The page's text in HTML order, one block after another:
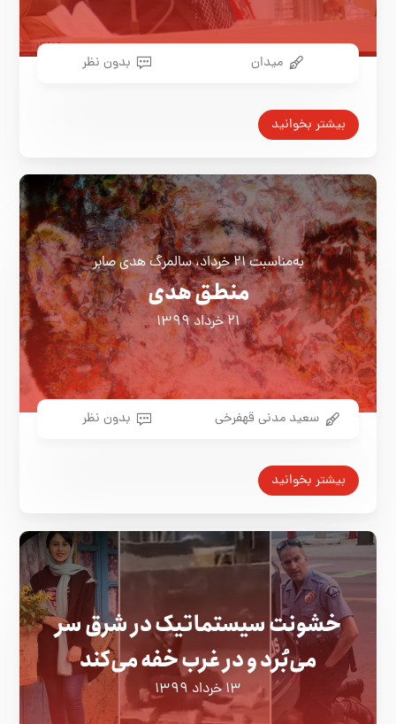
میدان بدون نظر
بیشتر بخوانید
به‌مناسبت ۲۱ خرداد، سالمرگ هدی صابر
منطق هدی
۲۱ خرداد ۱۳۹۹
سعید مدنی قهفرخی بدون نظر
بیشتر بخوانید
خشونت سیستماتیک در شرق سر
می‌بُرد و در غرب خفه می‌کند
۱۳ خرداد ۱۳۹۹